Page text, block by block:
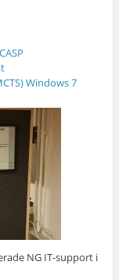
Windows 7
NG IT-support i